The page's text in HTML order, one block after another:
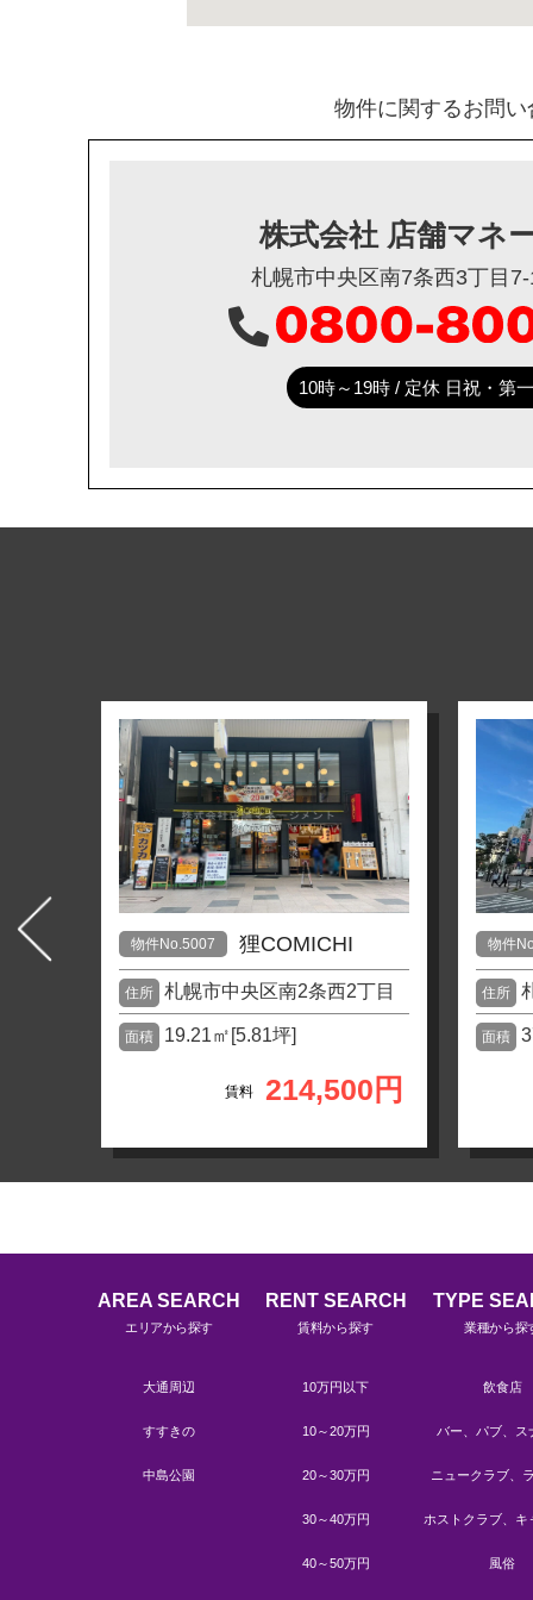
物件に関するお問
株式会社 店舗マネ
札幌市中央区南7条西3丁目
10時～19時 / 定休 日祝・第
ク 物件No.5007 狸COMICHI
住所 札幌市中央区南2条西2丁目
面積 19.21㎡[5.81坪]
賃料 214,500円
物件
住所
面積
AREA SEARCH
エリアから探す
大通周辺
すすきの
中島公園
RENT SEARCH
賃料から探す
10万円以下
10～20万円
20～30万円
30～40万円
40～50万円
TYPE
業種から探
飲食店
バー、パブ、ス
ニュークラブ、
ホストクラブ、キ
風俗